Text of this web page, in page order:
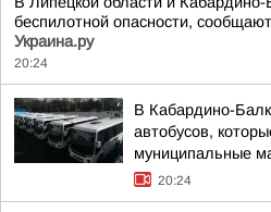
беспилотной опасности,
Украина.ру
20:24
В Кабардино-
автобусов,
муниципальные
20:24